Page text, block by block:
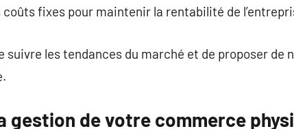
coûts fixes pour maintenir la rentabilité de
suivre les tendances du marché et de proposer de
gestion de votre commerce